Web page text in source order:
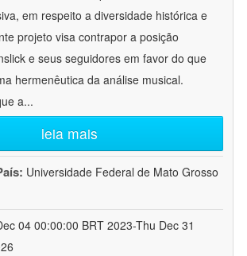
em respeito a diversidade histórica e
projeto visa contrapor a posição
e seus seguidores em favor do que
hermenêutica da análise musical.
a...
leia mais
Universidade Federal de Mato Grosso
04 00:00:00 BRT 2023-Thu Dec 31